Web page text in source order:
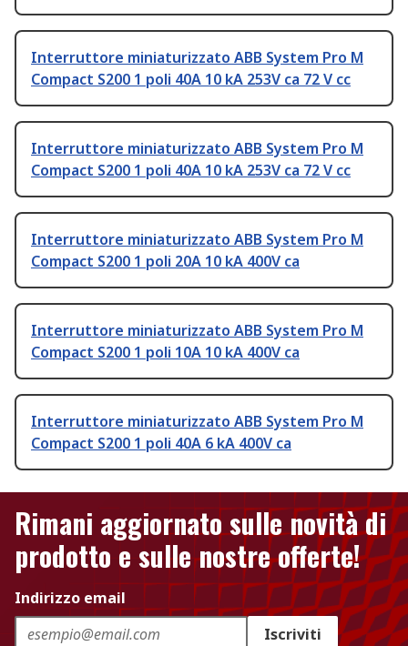
Interruttore miniaturizzato ABB System Pro M
Compact S200 1 poli 40A 10 kA 253V ca 72 V cc
Interruttore miniaturizzato ABB System Pro M
Compact S200 1 poli 40A 10 kA 253V ca 72 V cc
Interruttore miniaturizzato ABB System Pro M
Compact S200 1 poli 20A 10 kA 400V ca
Interruttore miniaturizzato ABB System Pro M
Compact S200 1 poli 10A 10 kA 400V ca
Interruttore miniaturizzato ABB System Pro M
Compact S200 1 poli 40A 6 kA 400V ca
Rimani aggiornato sulle novità di
prodotto e sulle nostre offerte!
Indirizzo email
Iscriviti